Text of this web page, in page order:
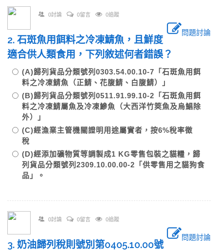
0討論 0留言 0追蹤
問題討論
2. 石斑魚用餌料之冷凍鯖魚，且鮮度
適合供人類食用，下列敘述何者錯誤？
(A)歸列貨品分類號列0303.54.00.10-7「石斑魚用餌
料之冷凍鯖魚（正鯖、花腹鯖、白腹鯖）」
(B)歸列貨品分類號列0511.91.99.10-2「石斑魚用餌
料之冷凍鯖屬魚及冷凍鰺魚（大西洋竹筴魚及烏鯧除
外）」
(C)經漁業主管機關證明用途屬實者，按6%稅率徵
稅
(D)經添加礦物質等調製成1 KG零售包裝之貓糧，歸
列貨品分類號列2309.10.00.00-2「供零售用之貓狗食
品」。
0討論 0留言 0追蹤
問題討論
3. 奶油歸列稅則號別第0405.10.00號